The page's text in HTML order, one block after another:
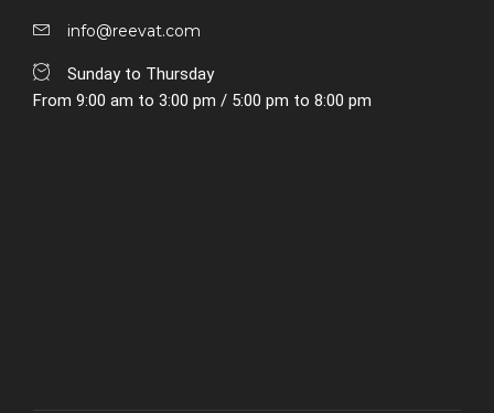
info@reevat.com
Sunday to Thursday
From 9:00 am to 3:00 pm / 5:00 pm to 8:00 pm